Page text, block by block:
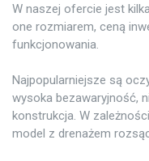
W naszej ofercie jest
one rozmiarem, ceną
funkcjonowania.
Najpopularniejsze są
wysoka bezawaryjność,
konstrukcja. W
model z drenażem